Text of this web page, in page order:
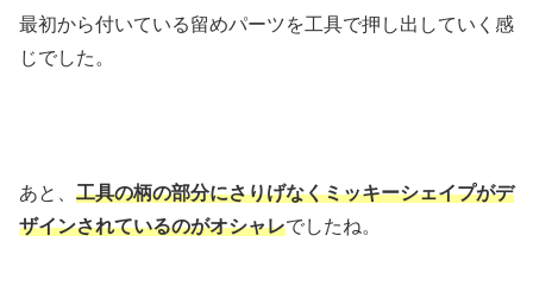
最初から付いている留めパーツを工具で押し出していく感
じでした。
あと、 工具の柄の部分にさりげなくミッキーシェイプがデ
ザインされているのがオシャレでしたね。